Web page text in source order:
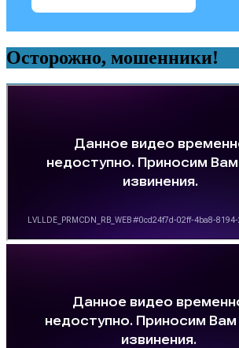
Осторожно, мошенники!